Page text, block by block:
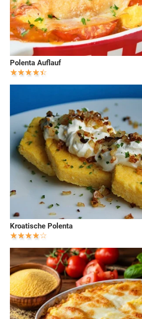
Polenta Auflauf
Kroatische Polenta